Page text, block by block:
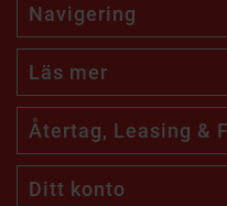
Navigering
Läs mer
Återtag, Leasing &
Ditt konto